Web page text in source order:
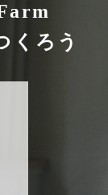
くろう